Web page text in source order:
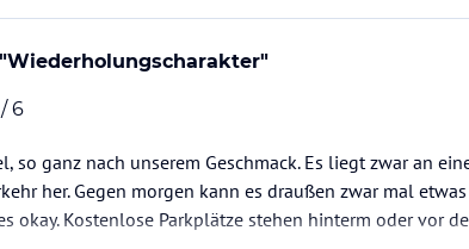
/ 6
so ganz nach unserem Geschmack. Es liegt zwar an
her. Gegen morgen kann es draußen zwar mal
okay. Kostenlose Parkplätze stehen hinterm oder vor